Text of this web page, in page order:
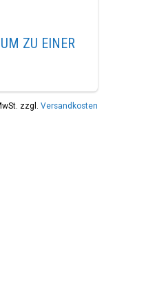
ZU EINER
zzgl. Versandkosten